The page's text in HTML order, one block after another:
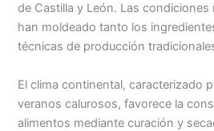
de Castilla y León. Las condiciones
han moldeado tanto los
técnicas de producción
El clima continental, caracterizado
veranos calurosos, favorece la
alimentos mediante curación y